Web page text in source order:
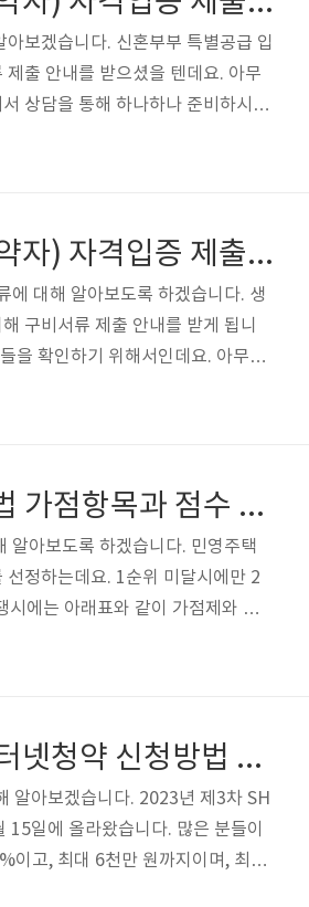
안가든 ..
보겠습니다. 신혼부부 특별공급 입
출 안내를 받으셨을 텐데요. 아무
상담을 통해 하나하나 준비하시는
어디서 발급받을 수 있는지 참고하
데요. 입주대상..
생애최초 특별공급 입주대상자(청약자) 자격입증 제출서류 알아보기
에 대해 알아보도록 하겠습니다. 생
구비서류 제출 안내를 받게 됩니
을 확인하기 위해서인데요. 아무래
상담을 통해 하나하나 준비하시는
세대별 주민등..
민영주택 일반공급 당첨자 선정방법 가점항목과 점수 알아보기
알아보도록 하겠습니다. 민영주택
정하는데요. 1순위 미달시에만 2
에는 아래표와 같이 가점제와 추첨
다.) 2순위는 다들 아시는 바와 같이
SH보증금지원형 장기안심주택 인터넷청약 신청방법 및 필요서류 알아보기
알아보겠습니다. 2023년 제3차 SH
일에 올라왔습니다. 많은 분들이
이고, 최대 6천만 원까지이며, 최대
다가 서울시가 무이자로 지원한다